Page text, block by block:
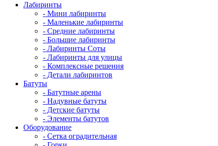
Лабиринты
- Мини лабиринты
- Маленькие лабиринты
- Средние лабиринты
- Большие лабиринты
- Лабиринты Соты
- Лабиринты для улицы
- Комплексные решения
- Детали лабиринтов
Батуты
- Батутные арены
- Надувные батуты
- Детские батуты
- Элементы батутов
Оборудование
- Сетка оградительная